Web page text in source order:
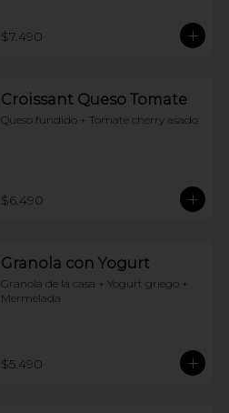
$7.490
Croissant Queso Tomate
Queso fundido + Tomate cherry asado
$6.490
Granola con Yogurt
Granola de la casa + Yogurt griego +
Mermelada
$5.490